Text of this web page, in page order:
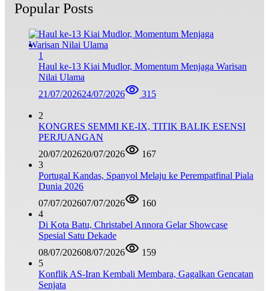
Popular Posts
1
Haul ke-13 Kiai Mudlor, Momentum Menjaga Warisan
Nilai Ulama
21/07/202624/07/2026 315
2
KONGRES SEMMI KE-IX, TITIK BALIK ESENSI
PERJUANGAN
20/07/202620/07/2026
167
3
Portugal Kandas, Spanyol Melaju ke Perempatfinal Piala
Dunia 2026
07/07/202607/07/2026
160
4
Di Kota Batu, Christabel Annora Gelar Showcase
Spesial Satu Dekade
08/07/202608/07/2026
159
5
Konflik AS-Iran Kembali Membara, Gagalkan Gencatan
Senjata